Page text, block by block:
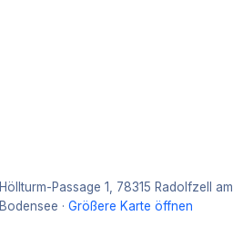
Höllturm-Passage 1, 78315 Radolfzell am
Bodensee · Größere Karte öffnen